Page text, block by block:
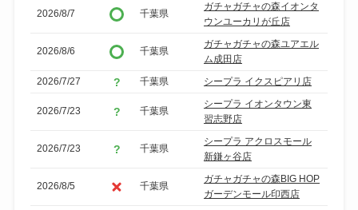
2026/8/7 千葉県
ガチャガチャの森イオンタ
ウンユーカリが丘店
2026/8/6 千葉県
ガチャガチャの森ユアエル
ム成田店
2026/7/27
千葉県 シープラ イクスピアリ店
2026/7/23 千葉県
シープラ イオンタウン東
習志野店
2026/7/23 千葉県
シープラ アクロスモール
新鎌ヶ谷店
2026/8/5 千葉県
ガチャガチャの森BIG HOP
ガーデンモール印西店